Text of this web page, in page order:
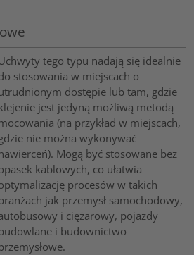
tego typu nadają się idealnie
stosowania w miejscach o
dostępie lub tam, gdzie
jest jedyną możliwą metodą
(na przykład w miejscach,
nie można wykonywać
Mogą być stosowane bez
kablowych, co ułatwia
procesów w takich
jak przemysł samochodowy,
i ciężarowy, pojazdy
i budownictwo